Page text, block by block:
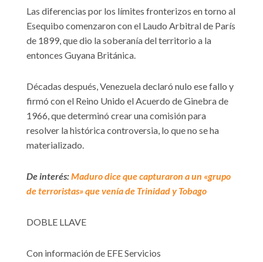
Las diferencias por los límites fronterizos en torno al
Esequibo comenzaron con el Laudo Arbitral de París
de 1899, que dio la soberanía del territorio a la
entonces Guyana Británica.
Décadas después, Venezuela declaró nulo ese fallo y
firmó con el Reino Unido el Acuerdo de Ginebra de
1966, que determinó crear una comisión para
resolver la histórica controversia, lo que no se ha
materializado.
De interés:Maduro dice que capturaron a un «grupo
de terroristas» que venía de Trinidad y Tobago
DOBLE LLAVE
Con información de EFE Servicios